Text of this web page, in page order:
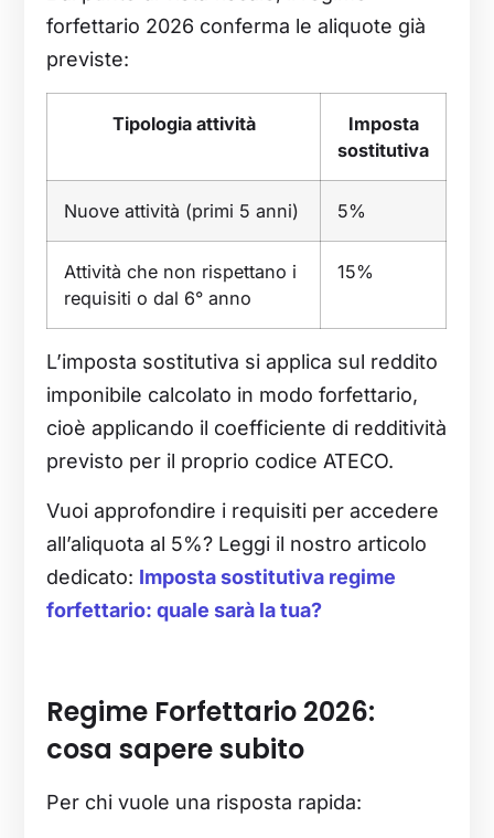
forfettario 2026 conferma le aliquote già
previste:
Tipologia attività
Imposta
sostitutiva
Nuove attività (primi 5 anni) 5%
Attività che non rispettano i
requisiti o dal 6° anno
15%
L’imposta sostitutiva si applica sul reddito
imponibile calcolato in modo forfettario,
cioè applicando il coefficiente di redditività
previsto per il proprio codice ATECO.
Vuoi approfondire i requisiti per accedere
all’aliquota al 5%? Leggi il nostro articolo
dedicato: Imposta sostitutiva regime
forfettario: quale sarà la tua?
Regime Forfettario 2026:
cosa sapere subito
Per chi vuole una risposta rapida: